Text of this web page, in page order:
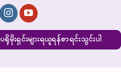
ပရိုမိုးရှင်းများရယူရန်စာရင်းသွင်းပါ